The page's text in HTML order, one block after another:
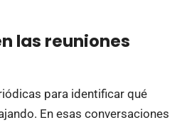
las reuniones
para identificar qué
En esas conversaciones